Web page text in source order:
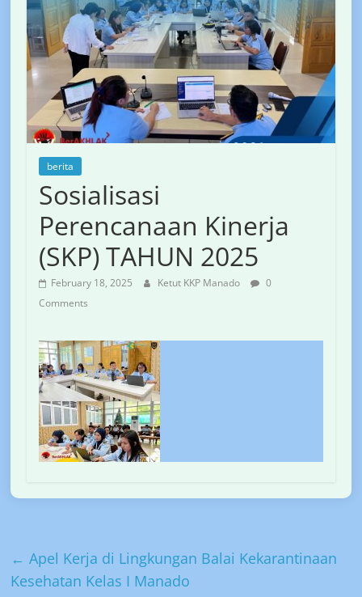
berita
Sosialisasi
Perencanaan Kinerja
(SKP) TAHUN 2025
February 18, 2025 Ketut KKP Manado
0
Comments
← Apel Kerja di Lingkungan Balai Kekarantinaan
Kesehatan Kelas I Manado